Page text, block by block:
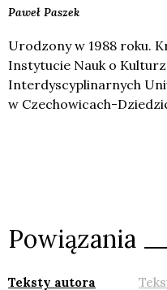
Paweł Paszek
Urodzony w 1988 roku.
Instytucie Nauk o
Interdyscyplinarnych
w Czechowicach-
Powiązania
Teksty autora